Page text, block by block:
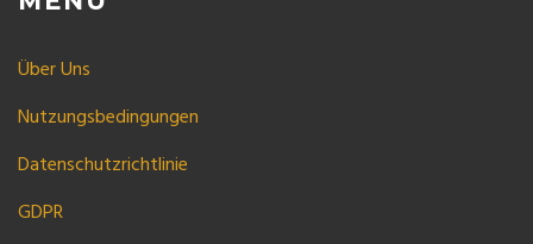
Über Uns
Nutzungsbedingungen
Datenschutzrichtlinie
GDPR